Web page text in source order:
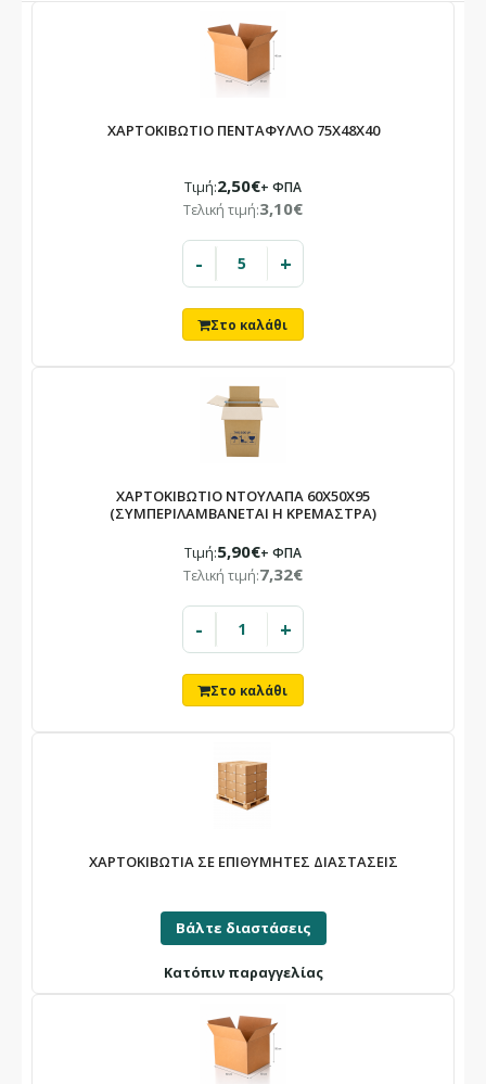
ΧΑΡΤΟΚΙΒΩΤΙΟ ΠΕΝΤΑΦΥΛΛΟ 75X48X40
Τιμή:2,50€+ ΦΠΑ
Τελική τιμή:3,10€
- +
ΧΑΡΤΟΚΙΒΩΤΙΟ ΝΤΟΥΛΑΠΑ 60Χ50Χ95
(ΣΥΜΠΕΡΙΛΑΜΒΑΝΕΤΑΙ Η ΚΡΕΜΑΣΤΡΑ)
Τιμή:5,90€+ ΦΠΑ
Τελική τιμή:7,32€
- +
ΧΑΡΤΟΚΙΒΩΤΙΑ ΣΕ ΕΠΙΘΥΜΗΤΕΣ ΔΙΑΣΤΑΣΕΙΣ
Βάλτε διαστάσεις
Κατόπιν παραγγελίας